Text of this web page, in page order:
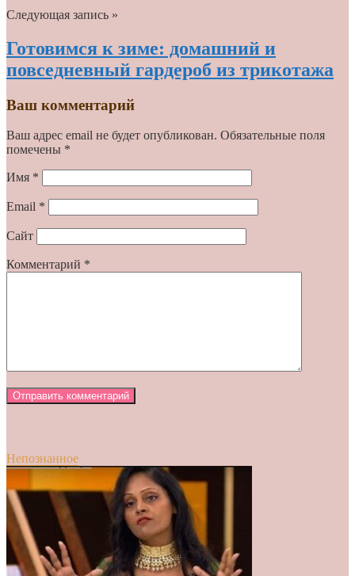
Следующая запись »
Готовимся к зиме: домашний и
повседневный гардероб из трикотажа
Ваш комментарий
Ваш адрес email не будет опубликован. Обязательные поля
помечены *
Имя *
Email *
Сайт
Комментарий *
Непознанное